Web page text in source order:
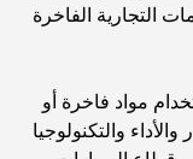
دليل للمستثمرين
بالاسترخاء
التجارية الفاخرة
مواد فاخرة أو
والأداء والتكنولوجيا